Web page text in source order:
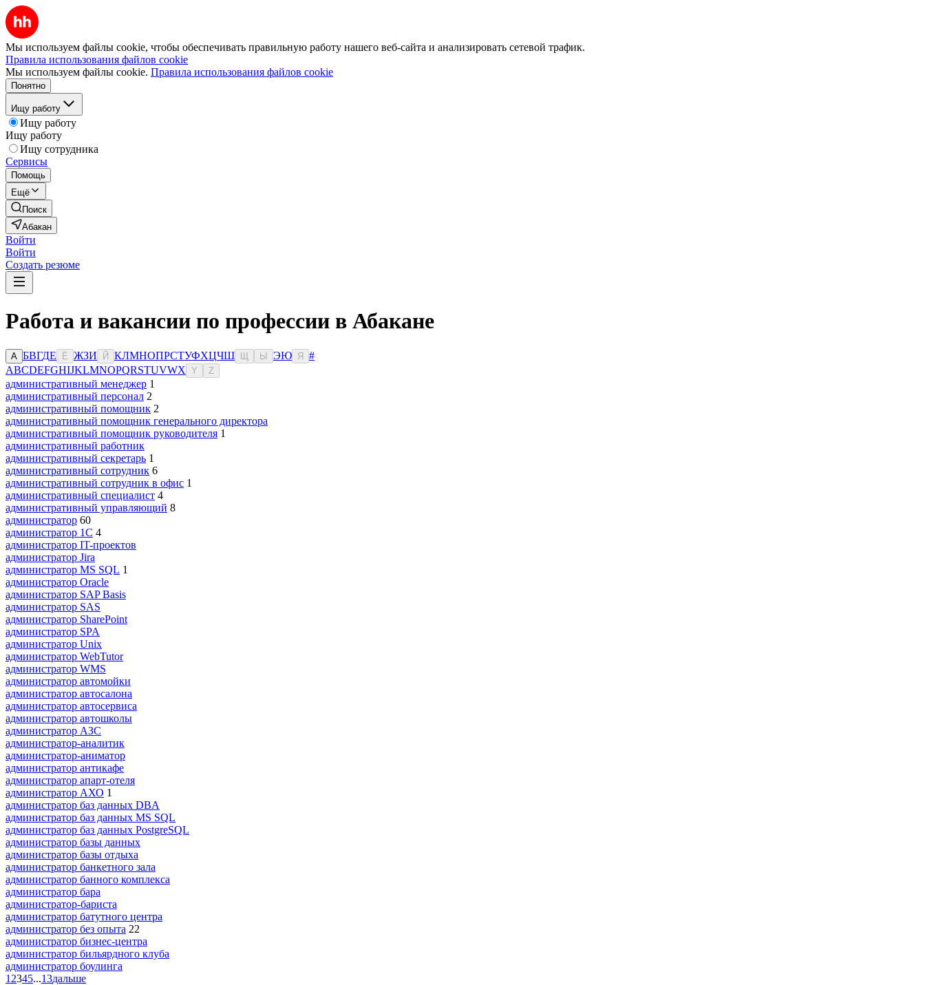
Мы используем файлы cookie, чтобы обеспечивать правильную работу нашего веб-сайта и анализировать сетевой трафик.
Правила использования файлов cookie
Мы используем файлы cookie. Правила использования файлов cookie
Понятно
Ищу работу
Ищу работу
Ищу работу
Ищу сотрудника
Сервисы
Помощь
Ещё
Поиск
Абакан
Войти
Войти
Создать резюме
Работа и вакансии по профессии в Абакане
А БВГДЕ Ё ЖЗИ Й КЛМНОПРСТУФХЦЧШ Ы ЭЮ Я
#
ABCDEFGHIJKLMNOPQRSTUVWX Y Z
административный менеджер 1
административный персонал 2
административный помощник 2
административный помощник генерального директора
административный помощник руководителя 1
административный работник
административный секретарь 1
административный сотрудник 6
административный сотрудник в офис 1
административный специалист 4
административный управляющий 8
администратор 60
администратор 1С 4
администратор IT-проектов
администратор Jira
администратор MS SQL 1
администратор Oracle
администратор SAP Basis
администратор SAS
администратор SharePoint
администратор SPA
администратор Unix
администратор WebTutor
администратор WMS
администратор автомойки
администратор автосалона
администратор автосервиса
администратор автошколы
администратор АЗС
администратор-аналитик
администратор-аниматор
администратор антикафе
администратор апарт-отеля
администратор АХО 1
администратор баз данных DBA
администратор баз данных MS SQL
администратор баз данных PostgreSQL
администратор базы данных
администратор базы отдыха
администратор банкетного зала
администратор банного комплекса
администратор бара
администратор-бариста
администратор батутного центра
администратор без опыта 22
администратор бизнес-центра
администратор бильярдного клуба
администратор боулинга
1 2345...13дальше